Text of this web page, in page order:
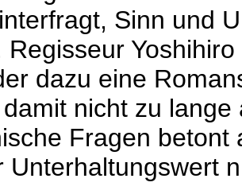
Sinn und
Regisseur
dazu eine
nicht zu
Fragen
Unterhaltungswert